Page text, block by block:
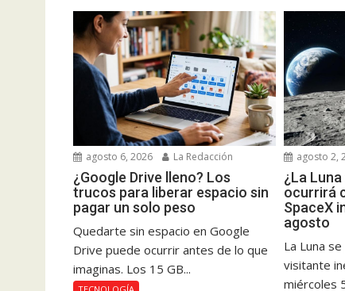
agosto 6, 2026 La Redacción
¿Google Drive lleno? Los
trucos para liberar espacio sin
pagar un solo peso
Quedarte sin espacio en Google
Drive puede ocurrir antes de lo que
imaginas. Los 15 GB...
agosto 2,
¿La
ocurrirá
SpaceX
agosto
La Luna
visitante
miércoles